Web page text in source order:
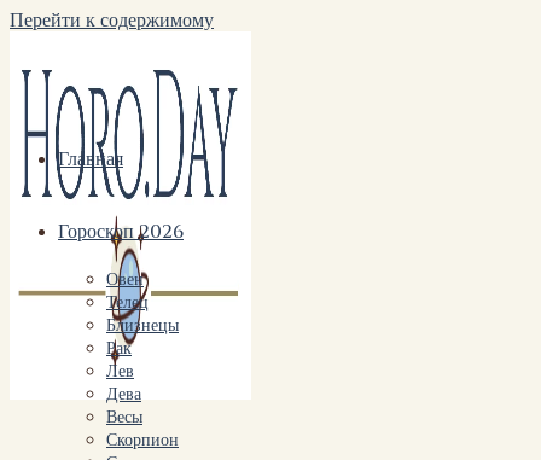
Перейти к содержимому
Главная
Гороскоп 2026
Овен
Телец
Близнецы
Рак
Лев
Дева
Весы
Скорпион